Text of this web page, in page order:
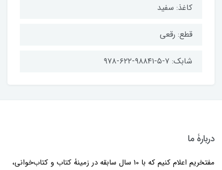
کاغذ: سفید
قطع: رقعی
شابک: ۷-۵-۹۸۸۴۱-۶۲۲-۹۷۸
دربارۀ ما
مفتخریم اعلام کنیم که با 10 سال سابقه در زمینۀ کتاب و کتاب‌خوانی،